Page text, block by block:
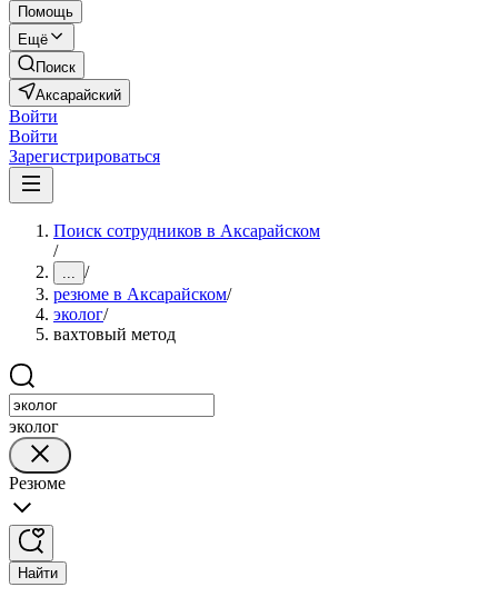
Помощь
Ещё
Поиск
Аксарайский
Войти
Войти
Зарегистрироваться
Поиск сотрудников в Аксарайском
/
... /
резюме в Аксарайском/
эколог/
вахтовый метод
эколог
Резюме
Найти